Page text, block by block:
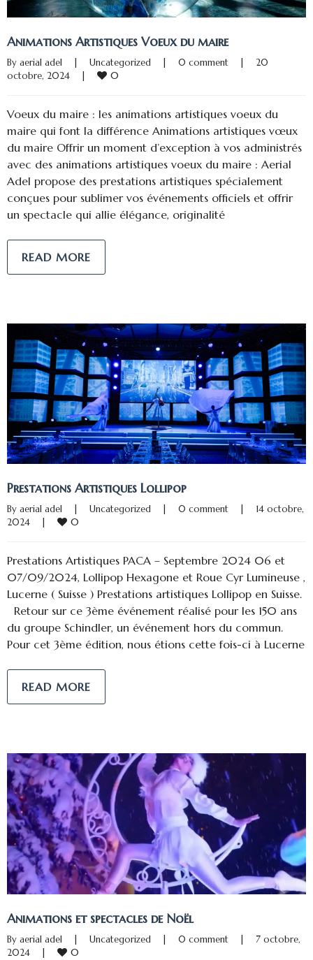
Animations Artistiques Voeux du maire
By aerial adel Uncategorized 0 comment
20
octobre, 2024
0
Voeux du maire : les animations artistiques voeux du
maire qui font la différence Animations artistiques vœux
du maire Offrir un moment d’exception à vos administrés
avec des animations artistiques voeux du maire : Aerial
Adel propose des prestations artistiques spécialement
conçues pour sublimer vos événements officiels et offrir
un spectacle qui allie élégance, originalité
READ MORE
Prestations Artistiques Lollipop
By aerial adel Uncategorized 0 comment
14 octobre,
2024
0
Prestations Artistiques PACA – Septembre 2024 06 et
07/09/2024, Lollipop Hexagone et Roue Cyr Lumineuse ,
Lucerne ( Suisse ) Prestations artistiques Lollipop en Suisse.
Retour sur ce 3ème événement réalisé pour les 150 ans
du groupe Schindler, un événement hors du commun.
Pour cet 3ème édition, nous étions cette fois-ci à Lucerne
READ MORE
Animations et spectacles de Noël
By aerial adel Uncategorized 0 comment
7 octobre,
2024
0